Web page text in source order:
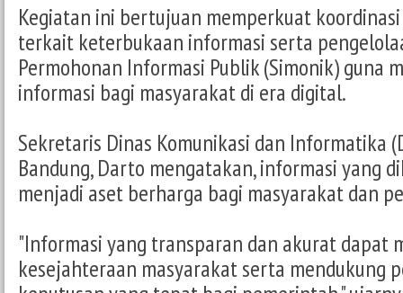
Kegiatan ini bertujuan memperkuat
terkait keterbukaan informasi serta
Permohonan Informasi Publik (Simonik) guna
informasi bagi masyarakat di era digital.
Sekretaris Dinas Komunikasi dan Informatika
Bandung, Darto mengatakan, informasi yang
menjadi aset berharga bagi masyarakat dan
"Informasi yang transparan dan akurat dapat
kesejahteraan masyarakat serta mendukung